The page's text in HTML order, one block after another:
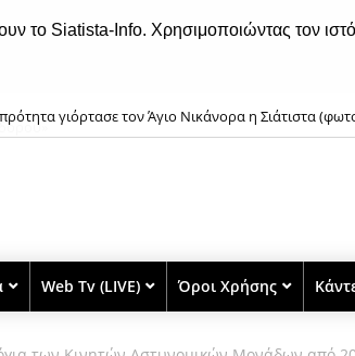
το Siatista-Info. Χρησιμοποιώντας τον
γιόρτασε τον Άγιο Νικάνορα η Σιάτιστα
Web Tv (LIVE) Όροι Χρήσης